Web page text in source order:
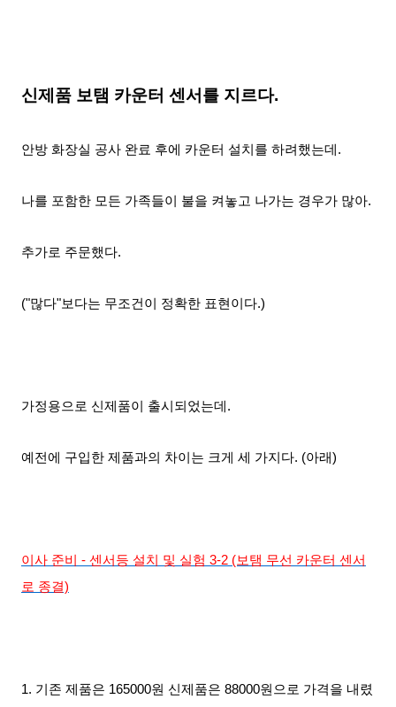
신제품 보탬 카운터 센서를 지르다.
안방 화장실 공사 완료 후에 카운터 설치를 하려했는데.
나를 포함한 모든 가족들이 불을 켜놓고 나가는 경우가 많아.
추가로 주문했다.
("많다"보다는 무조건이 정확한 표현이다.)
가정용으로 신제품이 출시되었는데.
예전에 구입한 제품과의 차이는 크게 세 가지다. (아래)
이사 준비 - 센서등 설치 및 실험 3-2 (보탬 무선 카운터 센서
로 종결)
1. 기존 제품은 165000원 신제품은 88000원으로 가격을 내렸